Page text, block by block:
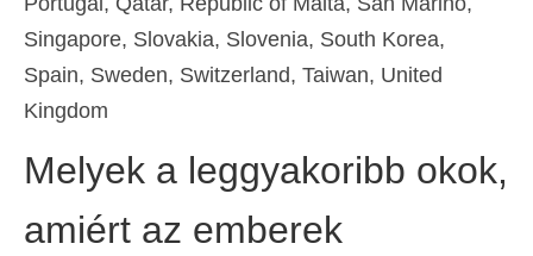
Singapore, Slovakia, Slovenia, South Korea,
Spain, Sweden, Switzerland, Taiwan, United
Kingdom
Melyek a leggyakoribb okok,
amiért az emberek